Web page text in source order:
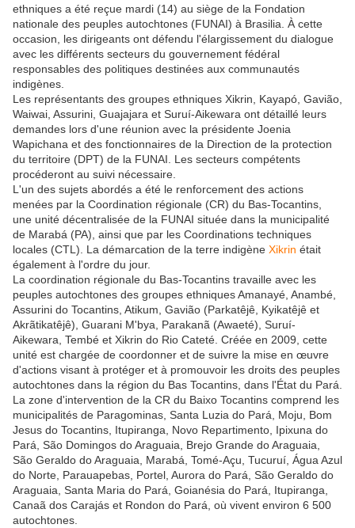
ethniques a été reçue mardi (14) au siège de la Fondation
nationale des peuples autochtones (FUNAI) à Brasilia. À cette
occasion, les dirigeants ont défendu l'élargissement du dialogue
avec les différents secteurs du gouvernement fédéral
responsables des politiques destinées aux communautés
indigènes.
Les représentants des groupes ethniques Xikrin, Kayapó, Gavião,
Waiwai, Assurini, Guajajara et Suruí-Aikewara ont détaillé leurs
demandes lors d'une réunion avec la présidente Joenia
Wapichana et des fonctionnaires de la Direction de la protection
du territoire (DPT) de la FUNAI. Les secteurs compétents
procéderont au suivi nécessaire.
L'un des sujets abordés a été le renforcement des actions
menées par la Coordination régionale (CR) du Bas-Tocantins,
une unité décentralisée de la FUNAI située dans la municipalité
de Marabá (PA), ainsi que par les Coordinations techniques
locales (CTL). La démarcation de la terre indigène Xikrin était
également à l'ordre du jour.
La coordination régionale du Bas-Tocantins travaille avec les
peuples autochtones des groupes ethniques Amanayé, Anambé,
Assurini do Tocantins, Atikum, Gavião (Parkatêjê, Kyikatêjê et
Akrãtikatêjê), Guarani M'bya, Parakanã (Awaeté), Suruí-
Aikewara, Tembé et Xikrin do Rio Cateté. Créée en 2009, cette
unité est chargée de coordonner et de suivre la mise en œuvre
d'actions visant à protéger et à promouvoir les droits des peuples
autochtones dans la région du Bas Tocantins, dans l'État du Pará.
La zone d'intervention de la CR du Baixo Tocantins comprend les
municipalités de Paragominas, Santa Luzia do Pará, Moju, Bom
Jesus do Tocantins, Itupiranga, Novo Repartimento, Ipixuna do
Pará, São Domingos do Araguaia, Brejo Grande do Araguaia,
São Geraldo do Araguaia, Marabá, Tomé-Açu, Tucuruí, Água Azul
do Norte, Parauapebas, Portel, Aurora do Pará, São Geraldo do
Araguaia, Santa Maria do Pará, Goianésia do Pará, Itupiranga,
Canaã dos Carajás et Rondon do Pará, où vivent environ 6 500
autochtones.